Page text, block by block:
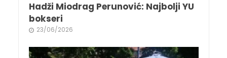
Hadži Miodrag Perunović: Najbolji YU
bokseri
23/06/2026